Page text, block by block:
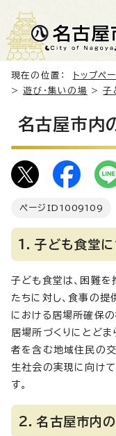
現在の位置： トップペ
>遊び・集いの場 >子
名古屋市内
ページID 1009109
1．子ども食堂
子ども食堂は、困難を
たちに対し、食事の提
における居場所確保
居場所づくりにとどま
者を含む地域住民の
生社会の実現に向け
す。
2．名古屋市内